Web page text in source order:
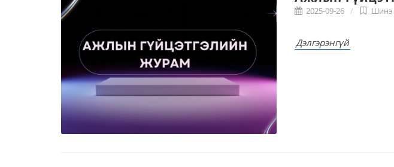
2025-09-26 Шинэ
Дэлгэрэнгүй